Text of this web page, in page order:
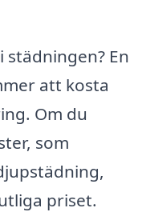
städningen? En
att kosta
Om du
som
priset.